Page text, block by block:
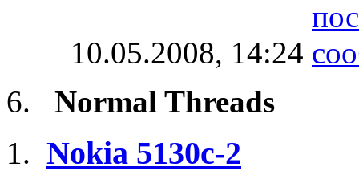
10.05.2008, 14:24
Normal Threads
Nokia 5130c-2